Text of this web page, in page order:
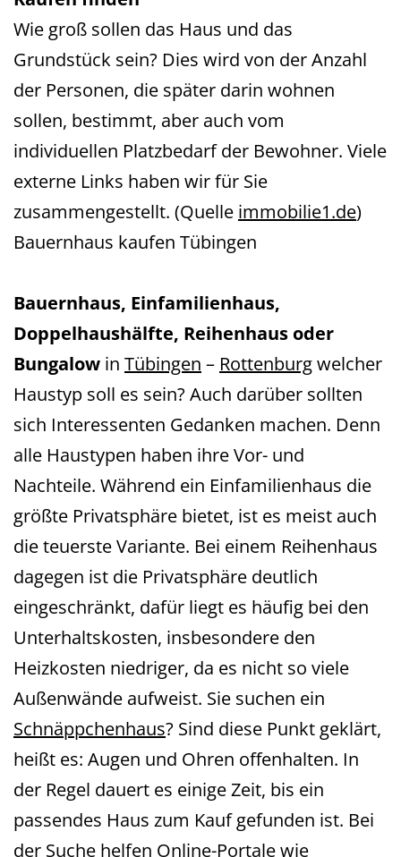
Wie groß sollen das Haus und das
Grundstück sein? Dies wird von der Anzahl
der Personen, die später darin wohnen
sollen, bestimmt, aber auch vom
individuellen Platzbedarf der Bewohner. Viele
externe Links haben wir für Sie
zusammengestellt. (Quelle immobilie1.de)
Bauernhaus kaufen Tübingen
Bauernhaus, Einfamilienhaus,
Doppelhaushälfte, Reihenhaus oder
Bungalow in Tübingen – Rottenburgwelcher
Haustyp soll es sein? Auch darüber sollten
sich Interessenten Gedanken machen. Denn
alle Haustypen haben ihre Vor- und
Nachteile. Während ein Einfamilienhaus die
größte Privatsphäre bietet, ist es meist auch
die teuerste Variante. Bei einem Reihenhaus
dagegen ist die Privatsphäre deutlich
eingeschränkt, dafür liegt es häufig bei den
Unterhaltskosten, insbesondere den
Heizkosten niedriger, da es nicht so viele
Außenwände aufweist. Sie suchen ein
Schnäppchenhaus? Sind diese Punkt geklärt,
heißt es: Augen und Ohren offenhalten. In
der Regel dauert es einige Zeit, bis ein
passendes Haus zum Kauf gefunden ist. Bei
der Suche helfen Online-Portale wie